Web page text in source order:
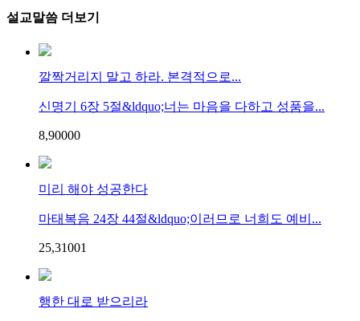
설교말씀 더보기
깔짝거리지 말고 하라. 본격적으로...
신명기 6장 5절&ldquo;너는 마음을 다하고 성품을...
8,90000
미리 해야 성공한다
마태복음 24장 44절&ldquo;이러므로 너희도 예비...
25,31001
행한 대로 받으리라